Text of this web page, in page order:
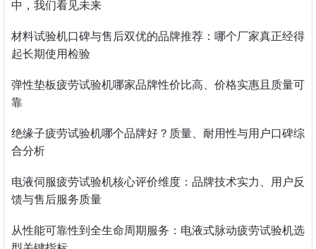
中，我们看见未来
材料试验机口碑与售后双优的品牌推荐：哪个厂家真正经得
起长期使用检验
弹性垫板疲劳试验机哪家品牌性价比高、价格实惠且质量可
靠
绝缘子疲劳试验机哪个品牌好？质量、耐用性与用户口碑综
合分析
电液伺服疲劳试验机核心评价维度：品牌技术实力、用户反
馈与售后服务质量
从性能可靠性到全生命周期服务：电液式脉动疲劳试验机选